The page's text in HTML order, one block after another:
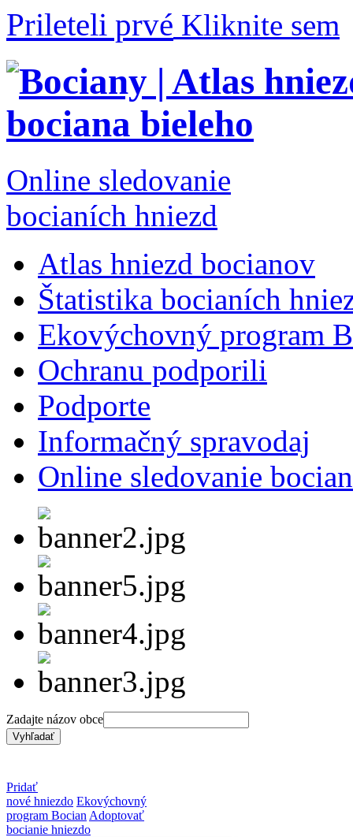
Prileteli prvé Kliknite sem
Online sledovanie
bocianích hniezd
Atlas hniezd bocianov
Štatistika bocianích
Ekovýchovný program
Ochranu podporili
Podporte
Informačný spravodaj
Online sledovanie
Zadajte názov obce
Pridať
nové hniezdo Ekovýchovný
program Bocian Adoptovať
bocianie hniezdo